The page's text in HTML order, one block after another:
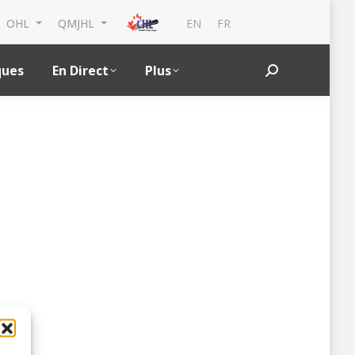
OHL QMJHL EN FR
En Direct Plus Search: